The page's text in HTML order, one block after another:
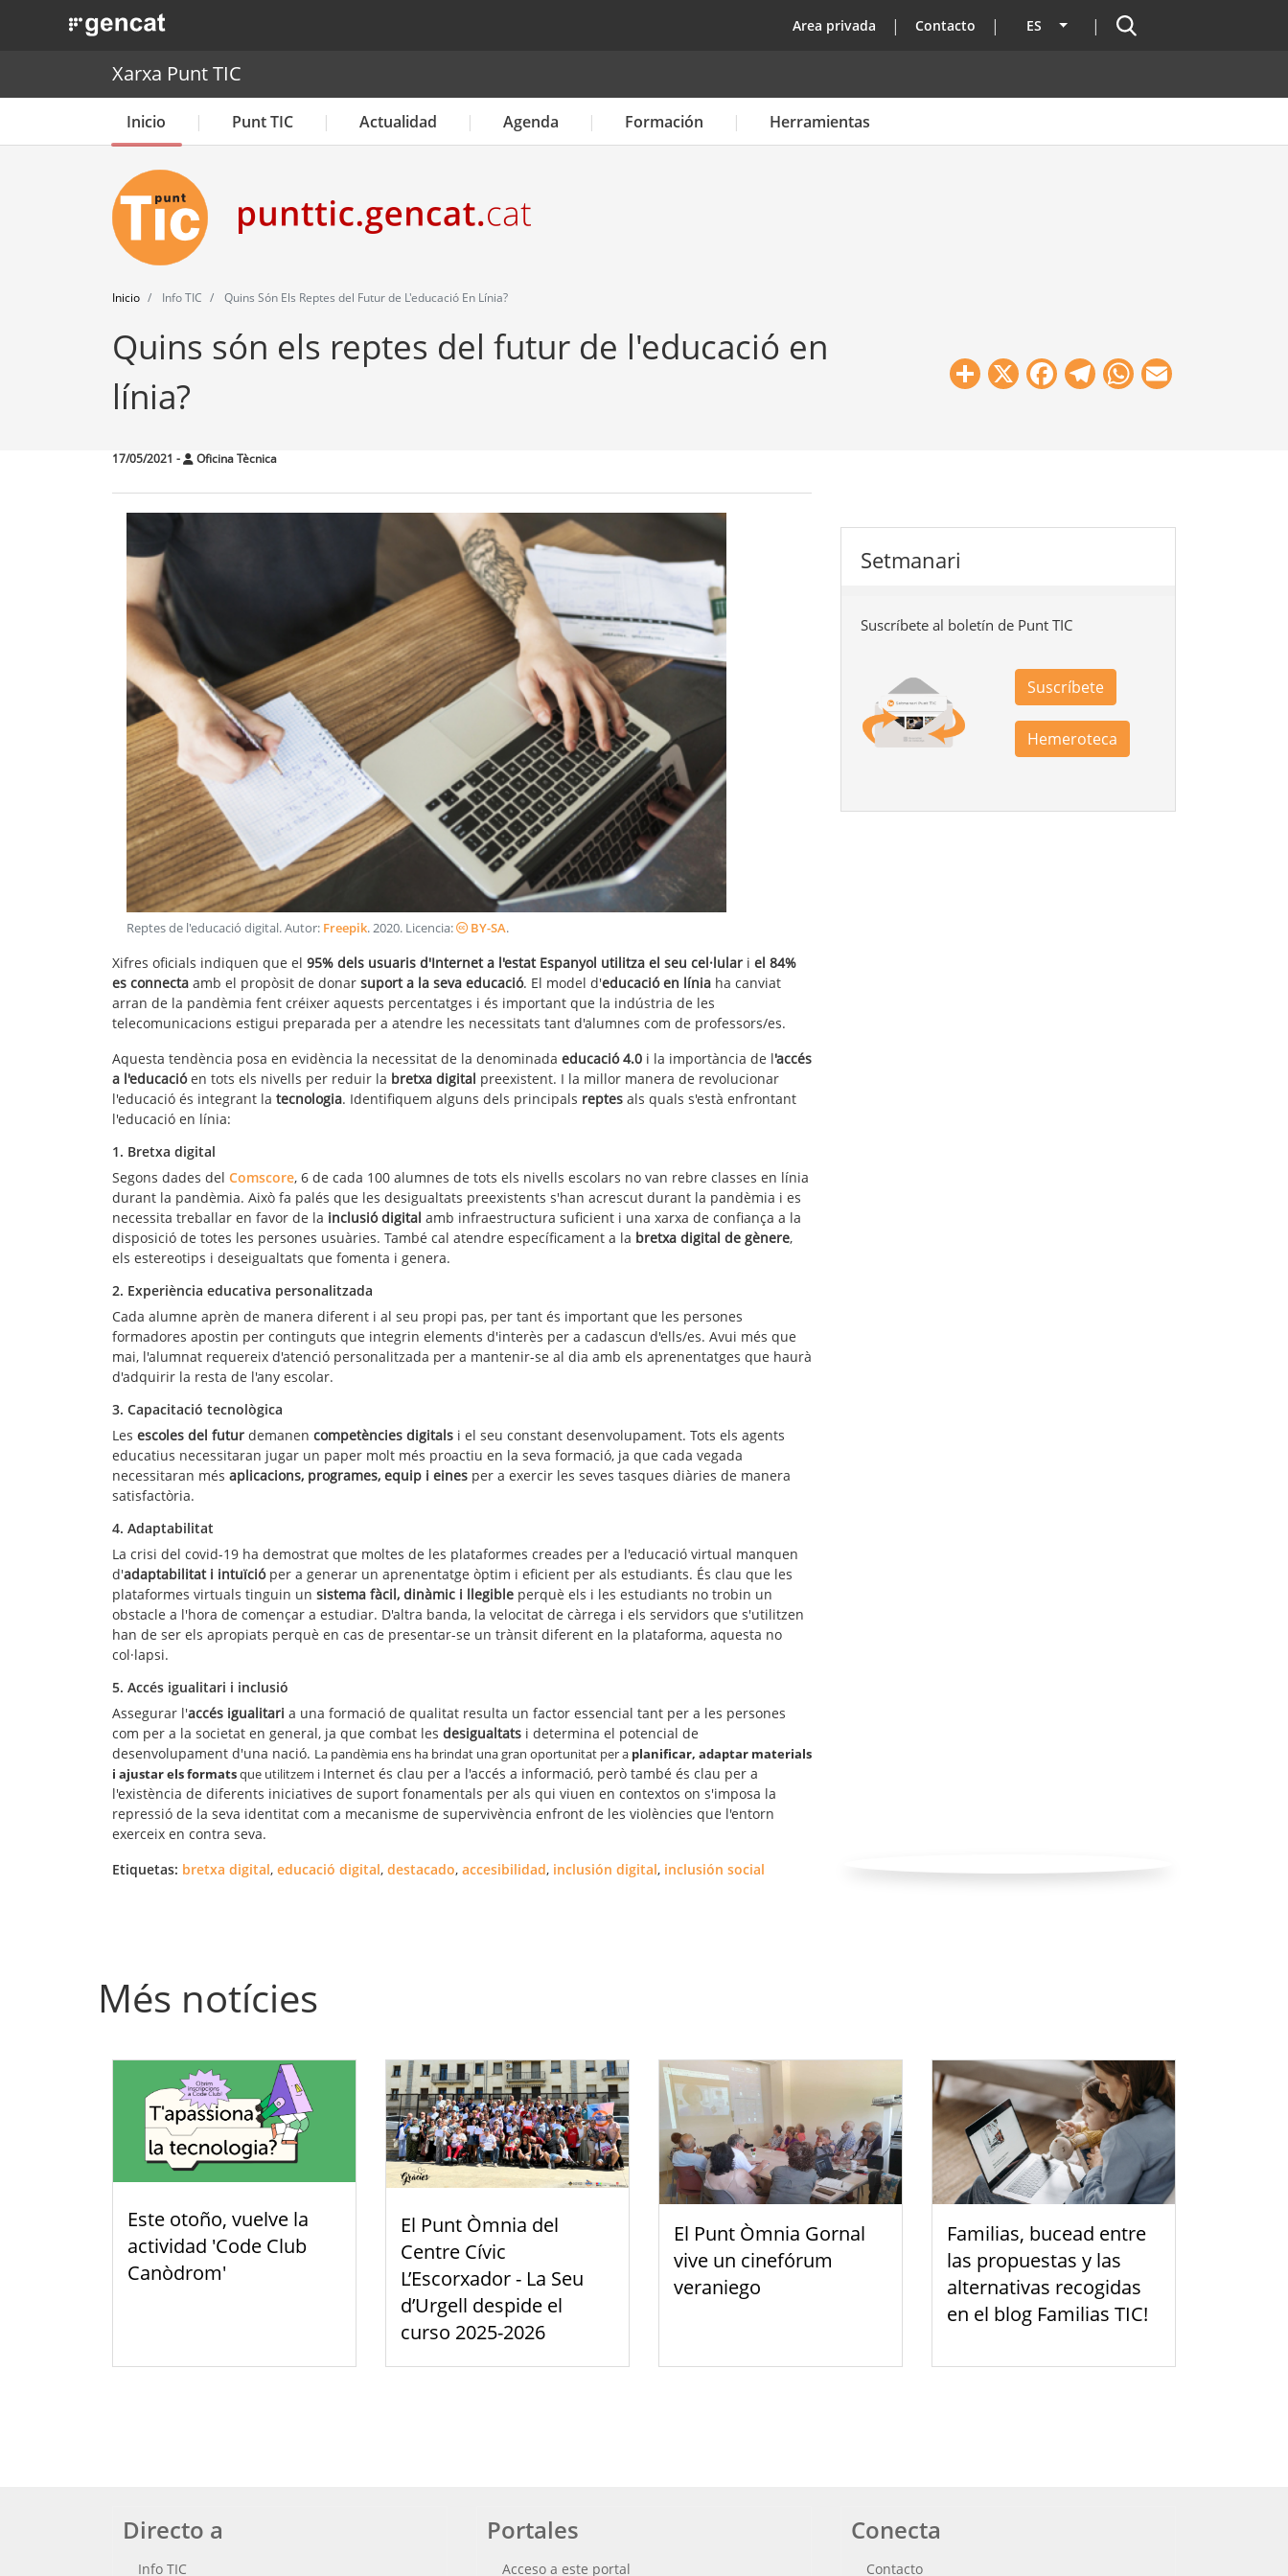
. Obre en una nova finestra. top
Area privada Contacto ES Lista adicional de acciones
Buscador
Xarxa Punt TIC
Inicio Punt TIC Actualidad Agenda Formación Herramientas
Inicio Info TIC Quins Són Els Reptes del Futur de L'educació En Línia?
Quins són els reptes del futur de l'educació en
línia?
Share
X Facebook
Telegram
WhatsApp
17/05/2021 - Oficina Tècnica
Reptes de l'educació digital. Autor: Freepik.2020. Licencia: BY-SA.
Xifres oficials indiquen que el 95% dels usuaris d'Internet a l'estat Espanyol utilitza el seu cel·lular i el 84%
es connecta amb el propòsit de donar suport a la seva educació. El model d'educació en línia ha canviat
arran de la pandèmia fent créixer aquests percentatges i és important que la indústria de les
telecomunicacions estigui preparada per a atendre les necessitats tant d'alumnes com de professors/es.
Aquesta tendència posa en evidència la necessitat de la denominada educació 4.0 i la importància de l'accés
a l'educacióen tots els nivells per reduir la bretxa digital preexistent. I la millor manera de revolucionar
l'educació és integrant la tecnologia. Identifiquem alguns dels principals reptes als quals s'està enfrontant
l'educació en línia:
1. Bretxa digital
Segons dades del Comscore, 6 de cada 100 alumnes de tots els nivells escolars no van rebre classes en línia
durant la pandèmia. Això fa palés que les desigualtats preexistents s'han acrescut durant la pandèmia i es
necessita treballar en favor de la inclusió digital amb infraestructura suficient i una xarxa de confiança a la
disposició de totes les persones usuàries. També cal atendre específicament a la bretxa digital de gènere,
els estereotips i deseigualtats que fomenta i genera.
2. Experiència educativa personalitzada
Cada alumne aprèn de manera diferent i al seu propi pas, per tant és important que les persones
formadores apostin per continguts que integrin elements d'interès per a cadascun d'ells/es. Avui més que
mai, l'alumnat requereix d'atenció personalitzada per a mantenir-se al dia amb els aprenentatges que haurà
d'adquirir la resta de l'any escolar.
3. Capacitació tecnològica
Les escoles del futur demanen competències digitals i el seu constant desenvolupament. Tots els agents
educatius necessitaran jugar un paper molt més proactiu en la seva formació, ja que cada vegada
necessitaran més aplicacions, programes, equip i eines per a exercir les seves tasques diàries de manera
satisfactòria.
4. Adaptabilitat
La crisi del covid-19 ha demostrat que moltes de les plataformes creades per a l'educació virtual manquen
d'adaptabilitat i intuïcióper a generar un aprenentatge òptim i eficient per als estudiants. És clau que les
plataformes virtuals tinguin un sistema fàcil, dinàmic i llegible perquè els i les estudiants no trobin un
obstacle a l'hora de començar a estudiar. D'altra banda, la velocitat de càrrega i els servidors que s'utilitzen
han de ser els apropiats perquè en cas de presentar-se un trànsit diferent en la plataforma, aquesta no
col·lapsi.
5. Accés igualitari i inclusió
Assegurar l'accés igualitari a una formació de qualitat resulta un factor essencial tant per a les persones
com per a la societat en general, ja que combat les desigualtats i determina el potencial de
desenvolupament d'una nació. La pandèmia ens ha brindat una gran oportunitat per a planificar, adaptar materials
i ajustar els formatsque utilitzem i Internet és clau per a l'accés a informació, però també és clau per a
l'existència de diferents iniciatives de suport fonamentals per als qui viuen en contextos on s'imposa la
repressió de la seva identitat com a mecanisme de supervivència enfront de les violències que l'entorn
exerceix en contra seva.
Etiquetas: bretxa digital, educació digital, destacado, accesibilidad, inclusión digital, inclusión social
Setmanari
Suscríbete al boletín de Punt TIC
Suscríbete
Hemeroteca
Més notícies
Este otoño, vuelve la
actividad 'Code Club
Canòdrom'
El Punt Òmnia del
Centre Cívic
L’Escorxador - La Seu
d’Urgell despide el
curso 2025-2026
El Punt Òmnia Gornal
vive un cinefórum
veraniego
Familias, bucead entre
las propuestas y las
alternativas recogidas
en el blog Familias TIC!
Directo a
Info TIC
Portales
Acceso a este portal
Conecta
Contacto